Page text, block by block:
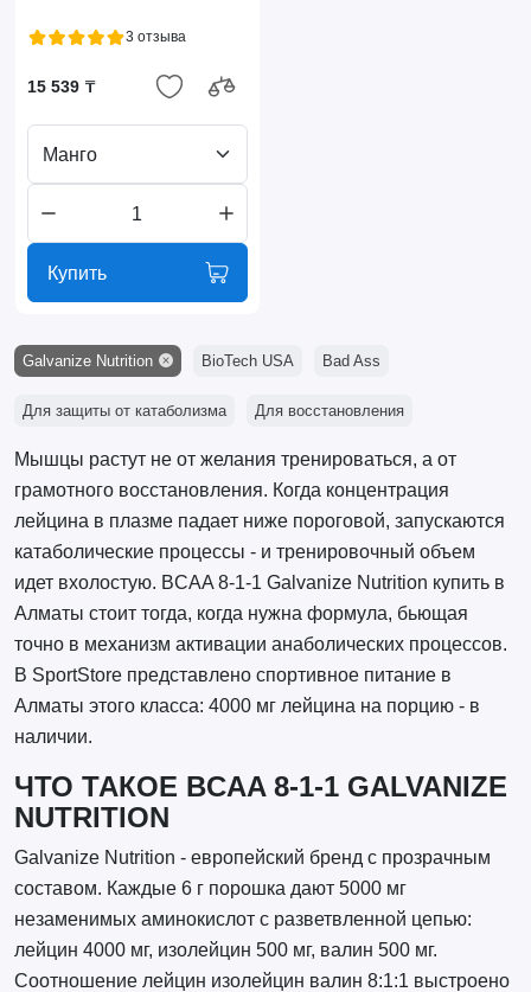
3 отзыва
15 539 ₸
Манго
Купить
Galvanize Nutrition BioTech USA Bad Ass
Для защиты от катаболизма Для восстановления
Мышцы растут не от желания тренироваться, а от
грамотного восстановления. Когда концентрация
лейцина в плазме падает ниже пороговой, запускаются
катаболические процессы - и тренировочный объем
идет вхолостую. BCAA 8-1-1 Galvanize Nutrition купить в
Алматы стоит тогда, когда нужна формула, бьющая
точно в механизм активации анаболических процессов.
В SportStore представлено спортивное питание в
Алматы этого класса: 4000 мг лейцина на порцию - в
наличии.
ЧТО ТАКОЕ BCAA 8-1-1 GALVANIZE
NUTRITION
Galvanize Nutrition - европейский бренд с прозрачным
составом. Каждые 6 г порошка дают 5000 мг
незаменимых аминокислот с разветвленной цепью:
лейцин 4000 мг, изолейцин 500 мг, валин 500 мг.
Соотношение лейцин изолейцин валин 8:1:1 выстроено